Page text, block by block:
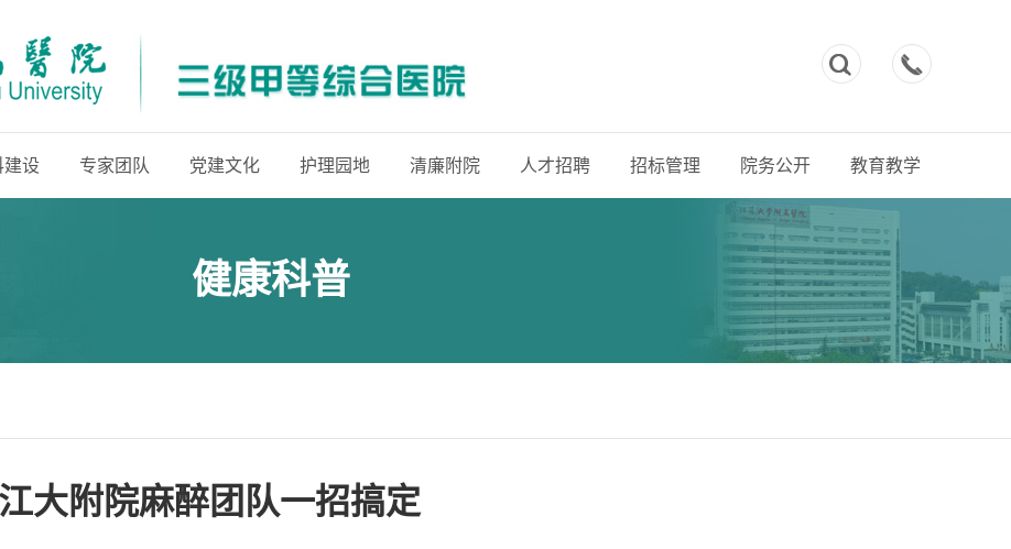

 
建设 专家团队 党建文化 护理园地 清廉附院 人才招聘 招标管理 院务公开 教育教学
健康科普
大附院麻醉团队一招搞定